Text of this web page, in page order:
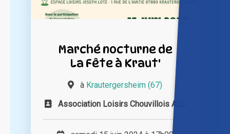
Marché nocturne de
La Fête à Kraut'
à Krautergersheim (67)
Association Loisirs Chouvillois ALC